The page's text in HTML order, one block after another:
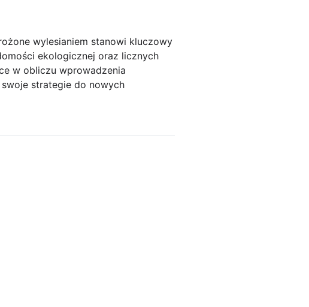
wylesianiem stanowi kluczowy
ekologicznej oraz licznych
w obliczu wprowadzenia
strategie do nowych